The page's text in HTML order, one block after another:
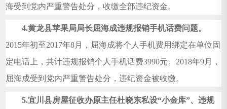
海受到党内严重警告处分，收缴全部违纪资金。
4.黄龙县苹果局局长屈海成违规报销手机话费问题。
2015年初至2017年8月，屈海成将个人手机费用绑定在单位固
定电话上，共计违规报销个人手机话费3990元。2018年9月，
屈海成受到党内严重警告处分，违纪资金被收缴。
5.宜川县房屋征收办原主任杜晓东私设“小金库”、违规